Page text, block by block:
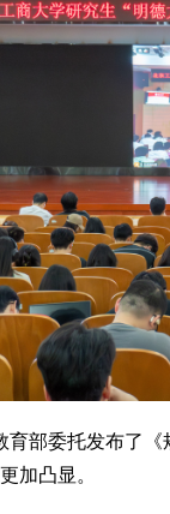
委托发布了《
加凸显。